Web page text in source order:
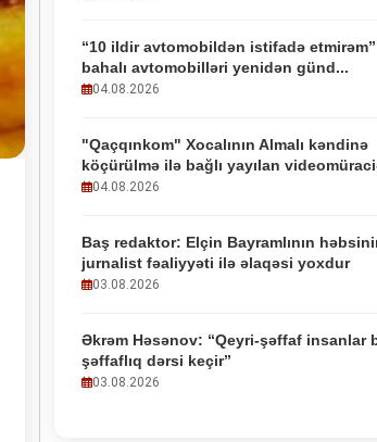
“10 ildir avtomobildən istifadə
bahalı avtomobilləri yenidən günd...
04.08.2026
"Qaçqınkom" Xocalının Almalı kəndinə
köçürülmə ilə bağlı yayılan
04.08.2026
Baş redaktor: Elçin Bayramlının
jurnalist fəaliyyəti ilə əlaqəsi yoxdur
03.08.2026
Əkrəm Həsənov: “Qeyri-şəffaf insanlar
şəffaflıq dərsi keçir”
03.08.2026